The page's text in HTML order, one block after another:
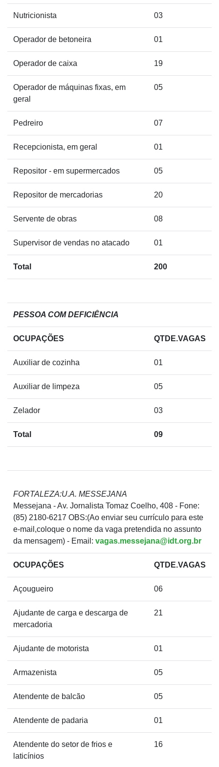
Nutricionista 03
Operador de betoneira 01
Operador de caixa 19
Operador de máquinas fixas, em
geral
05
Pedreiro 07
Recepcionista, em geral 01
Repositor - em supermercados 05
Repositor de mercadorias 20
Servente de obras 08
Supervisor de vendas no atacado 01
Total 200
PESSOA COM DEFICIÊNCIA
OCUPAÇÕES QTDE.VAGAS
Auxiliar de cozinha 01
Auxiliar de limpeza 05
Zelador 03
Total 09
FORTALEZA:U.A. MESSEJANA
Messejana - Av. Jornalista Tomaz Coelho, 408 - Fone:
(85) 2180-6217 OBS:(Ao enviar seu currículo para este
e-mail,coloque o nome da vaga pretendida no assunto
da mensagem) - Email: vagas.messejana@idt.org.br
OCUPAÇÕES QTDE.VAGAS
Açougueiro 06
Ajudante de carga e descarga de
mercadoria
21
Ajudante de motorista 01
Armazenista 05
Atendente de balcão 05
Atendente de padaria 01
Atendente do setor de frios e
laticínios
16